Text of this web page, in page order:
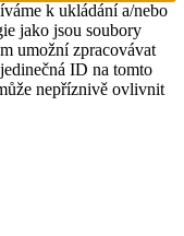
k ukládání a/nebo
jako jsou soubory
umožní zpracovávat
ID na tomto
nepříznivě ovlivnit